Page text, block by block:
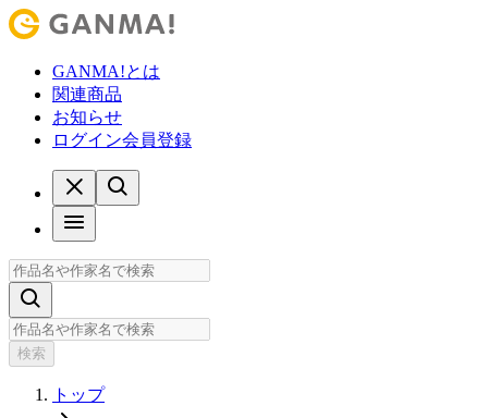
GANMA!とは
関連商品
お知らせ
ログイン会員登録
検索
トップ